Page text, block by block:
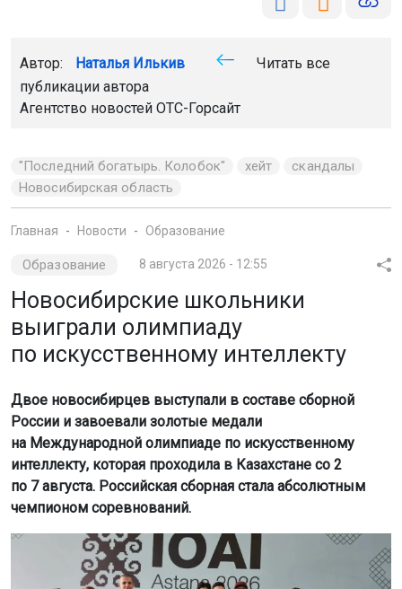
Автор: Наталья Илькив
Читать все
публикации автора
Агентство новостей ОТС-Горсайт
"Последний богатырь. Колобок" хейт
скандалы
Новосибирская область
Главная Новости Образование
Образование 8 августа 2026 - 12:55
Новосибирские школьники
выиграли олимпиаду
по искусственному интеллекту
Двое новосибирцев выступали в составе сборной
России и завоевали золотые медали
на Международной олимпиаде по искусственному
интеллекту, которая проходила в Казахстане со 2
по 7 августа. Российская сборная стала абсолютным
чемпионом соревнований.